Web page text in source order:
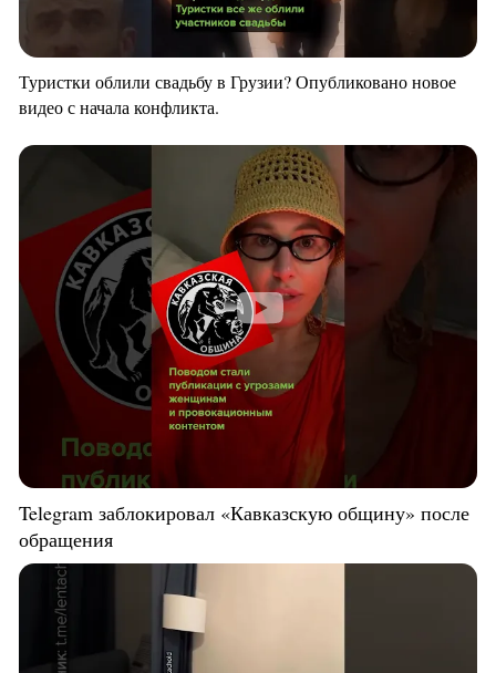
Туристки облили свадьбу в Грузии? Опубликовано новое
видео с начала конфликта.
Telegram заблокировал «Кавказскую общину» после
обращения